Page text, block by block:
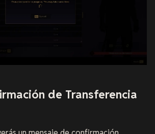
de Transferencia